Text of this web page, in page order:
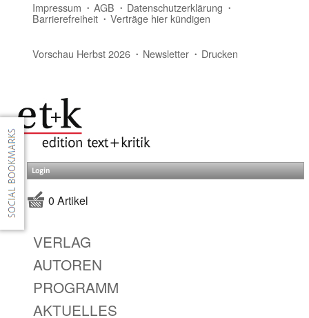
Impressum AGB Datenschutzerklärung
Barrierefreiheit Verträge hier kündigen
Vorschau Herbst 2026 Newsletter Drucken
Login
0 Artikel
VERLAG
AUTOREN
PROGRAMM
AKTUELLES